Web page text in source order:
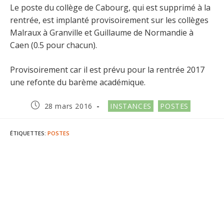
Le poste du collège de Cabourg, qui est supprimé à la
rentrée, est implanté provisoirement sur les collèges
Malraux à Granville et Guillaume de Normandie à
Caen (0.5 pour chacun).
Provisoirement car il est prévu pour la rentrée 2017
une refonte du barème académique.
Publication
28 mars 2016
Post
category:
INSTANCES POSTES
ÉTIQUETTES: POSTES